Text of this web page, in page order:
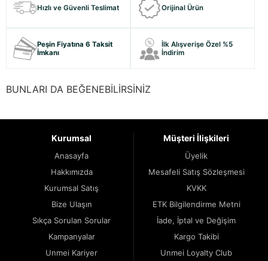
Hızlı ve Güvenli Teslimat Orijinal Ürün
Peşin Fiyatına 6 Taksit
İmkanı
İlk Alışverişe Özel %5
İndirim
BUNLARI DA BEĞENEBİLİRSİNİZ
Kurumsal
Anasayfa
Hakkımızda
Kurumsal Satış
Bize Ulaşın
Sıkça Sorulan Sorular
Kampanyalar
Unmei Kariyer
Müşteri İlişkileri
Üyelik
Mesafeli Satış Sözleşmesi
KVKK
ETK Bilgilendirme Metni
İade, İptal ve Değişim
Kargo Takibi
Unmei Loyalty Club